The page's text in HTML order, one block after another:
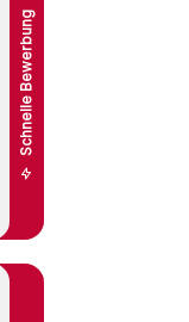
Schnelle Bewerbung